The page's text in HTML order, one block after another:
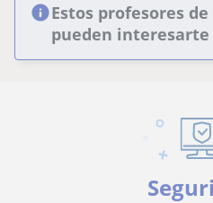
Estos profesores
pueden interesarte